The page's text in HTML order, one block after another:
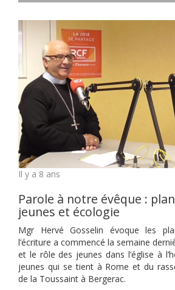
Il y a 8 ans
Parole à notre évêque :
jeunes et écologie
Mgr Hervé Gosselin évoque les
l’écriture a commencé la semaine
et le rôle des jeunes dans l’église à
jeunes qui se tient à Rome et du
de la Toussaint à Bergerac.